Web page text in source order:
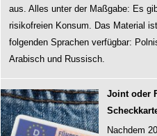
aus. Alles unter der Maßgabe: Es
risikofreien Konsum. Das Material
folgenden Sprachen verfügbar:
Arabisch und Russisch.
Joint oder
Nachdem